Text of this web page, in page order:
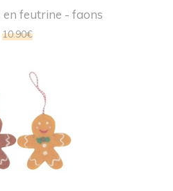
en feutrine - faons
10.90€